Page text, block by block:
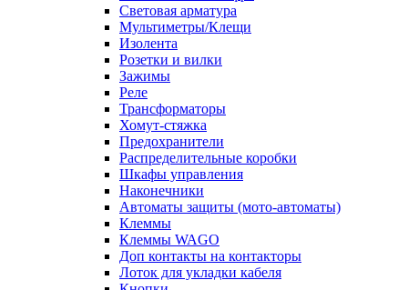
Световая арматура
Мультиметры/Клещи
Изолента
Розетки и вилки
Зажимы
Реле
Трансформаторы
Хомут-стяжка
Предохранители
Распределительные коробки
Шкафы управления
Наконечники
Автоматы защиты (мото-автоматы)
Клеммы
Клеммы WAGO
Доп контакты на контакторы
Лоток для укладки кабеля